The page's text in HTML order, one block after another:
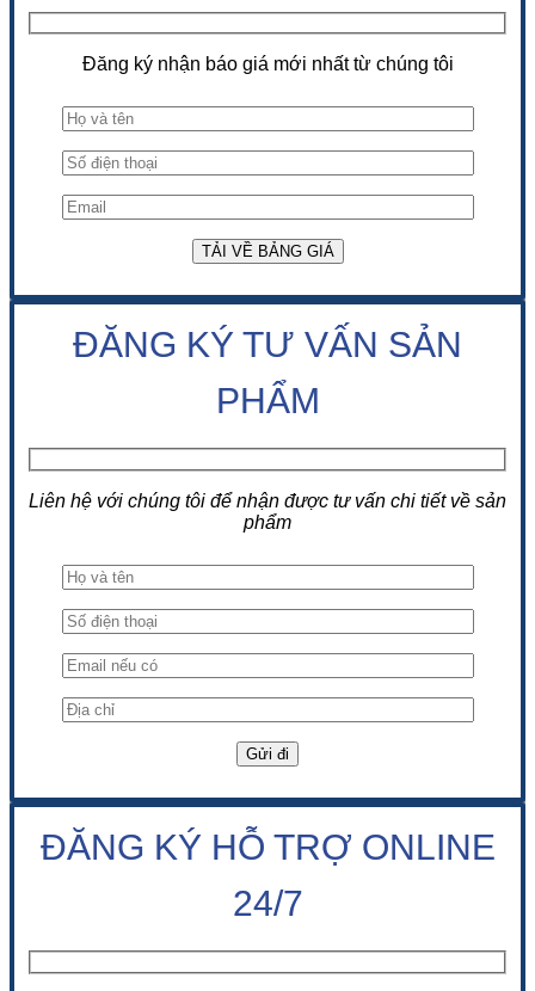
Đăng ký nhận báo giá mới nhất từ chúng tôi
ĐĂNG KÝ TƯ VẤN SẢN
PHẨM
Liên hệ với chúng tôi để nhận được tư vấn chi tiết về sản
phẩm
ĐĂNG KÝ HỖ TRỢ ONLINE
24/7